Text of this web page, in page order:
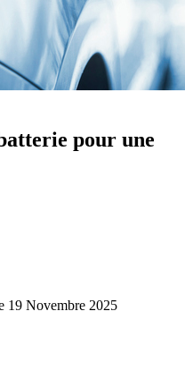
pour une
19 Novembre 2025